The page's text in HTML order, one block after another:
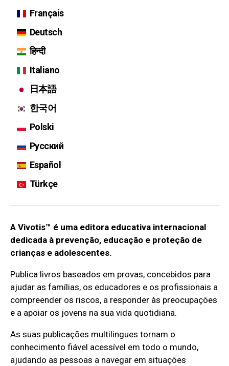
Français
Deutsch
हिन्दी
Italiano
日本語
한국어
Polski
Русский
Español
Türkçe
A Vivotis™ é uma editora educativa internacional
dedicada à prevenção, educação e proteção de
crianças e adolescentes.
Publica livros baseados em provas, concebidos para
ajudar as famílias, os educadores e os profissionais a
compreender os riscos, a responder às preocupações
e a apoiar os jovens na sua vida quotidiana.
As suas publicações multilingues tornam o
conhecimento fiável acessível em todo o mundo,
ajudando as pessoas a navegar em situações